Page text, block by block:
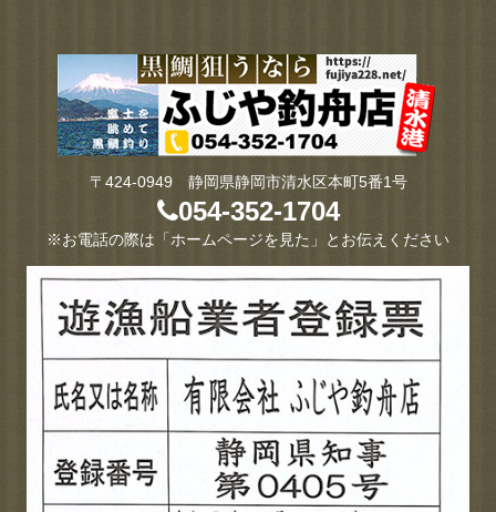
〒424-0949 静岡県静岡市清水区本町5番1号
054-352-1704
※お電話の際は「ホームページを見た」とお伝えください